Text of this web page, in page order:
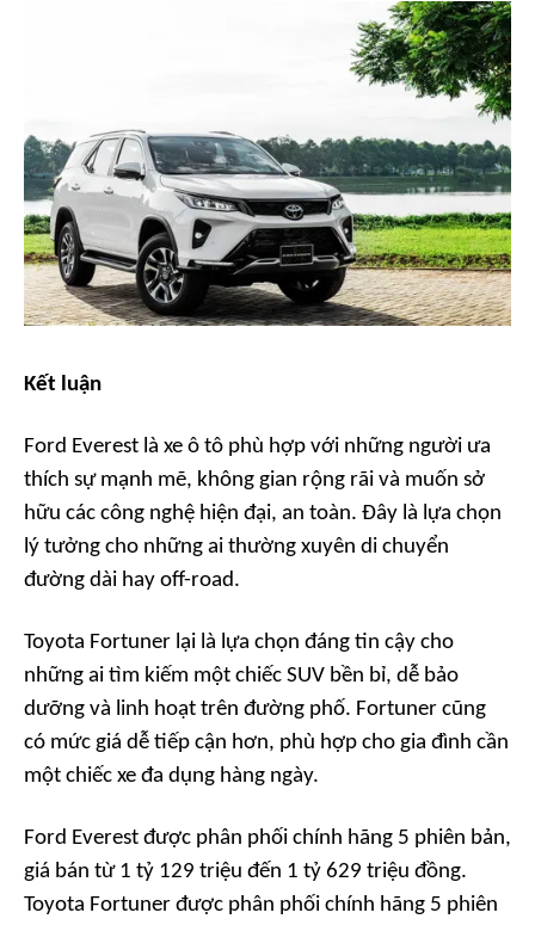
Kết luận
Ford Everest là xe ô tô phù hợp với những người ưa
thích sự mạnh mẽ, không gian rộng rãi và muốn sở
hữu các công nghệ hiện đại, an toàn. Đây là lựa chọn
lý tưởng cho những ai thường xuyên di chuyển
đường dài hay off-road.
Toyota Fortuner lại là lựa chọn đáng tin cậy cho
những ai tìm kiếm một chiếc SUV bền bỉ, dễ bảo
dưỡng và linh hoạt trên đường phố. Fortuner cũng
có mức giá dễ tiếp cận hơn, phù hợp cho gia đình cần
một chiếc xe đa dụng hàng ngày.
Ford Everest được phân phối chính hãng 5 phiên bản,
giá bán từ 1 tỷ 129 triệu đến 1 tỷ 629 triệu đồng.
Toyota Fortuner được phân phối chính hãng 5 phiên